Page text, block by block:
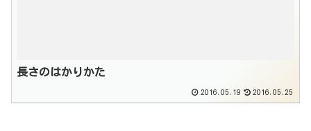
長さのはかりかた
2016.05.19 2016.05.25